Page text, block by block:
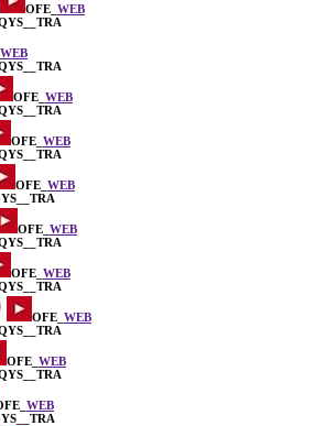
OFE_ WEB
WEB
OFE_ WEB
OFE_ WEB
OFE_ WEB
OFE_ WEB
OFE_ WEB
OFE_ WEB
OFE_ WEB
WEB